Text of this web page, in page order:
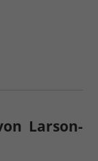
Larson-